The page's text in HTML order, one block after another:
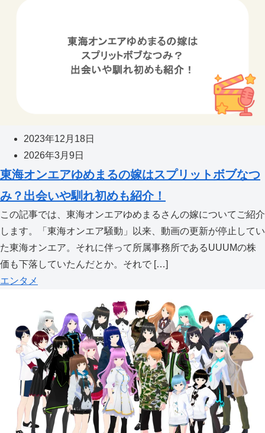
2023年12月18日
2026年3月9日
東海オンエアゆめまるの嫁はスプリットボブなつ
み？出会いや馴れ初めも紹介！
この記事では、東海オンエアゆめまるさんの嫁についてご紹介
します。「東海オンエア騒動」以来、動画の更新が停止してい
た東海オンエア。それに伴って所属事務所であるUUUMの株
価も下落していたんだとか。それで […]
エンタメ